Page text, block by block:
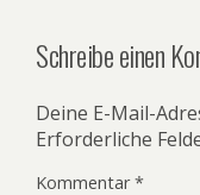
Schreibe einen
Deine E-Mail-
Erforderliche
Kommentar*